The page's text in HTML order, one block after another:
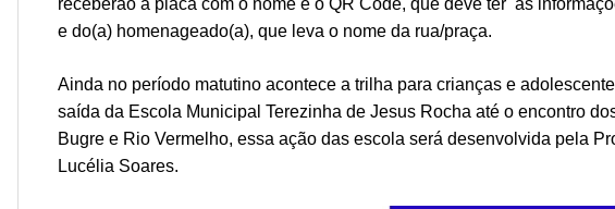
receberão a placa com o nome e o QR Code, que deve ter as
e do(a) homenageado(a), que leva o nome da rua/praça.
Ainda no período matutino acontece a trilha para crianças e
saída da Escola Municipal Terezinha de Jesus Rocha até o encontro
Bugre e Rio Vermelho, essa ação das escola será desenvolvida pela
Lucélia Soares.